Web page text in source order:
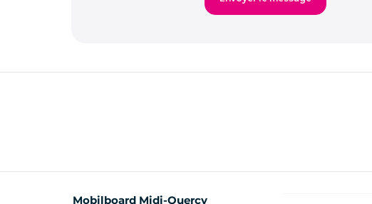
Mobilboard Midi-Quercy